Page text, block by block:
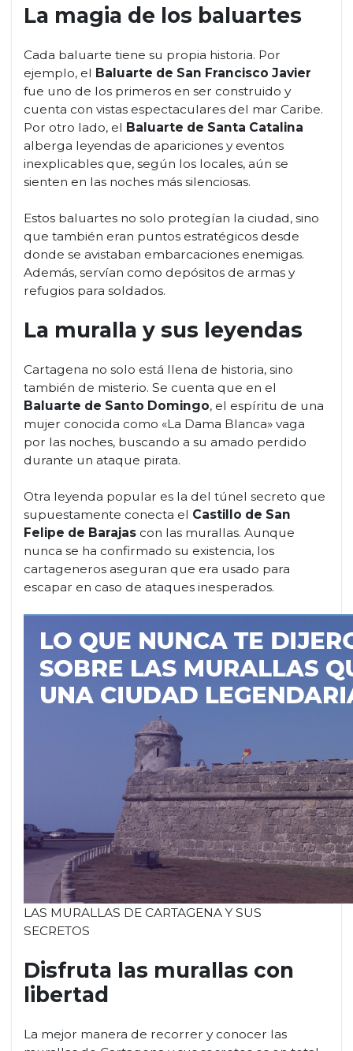
La magia de los baluartes
Cada baluarte tiene su propia historia. Por
ejemplo, el Baluarte de San Francisco Javier
fue uno de los primeros en ser construido y
cuenta con vistas espectaculares del mar Caribe.
Por otro lado, el Baluarte de Santa Catalina
alberga leyendas de apariciones y eventos
inexplicables que, según los locales, aún se
sienten en las noches más silenciosas.
Estos baluartes no solo protegían la ciudad, sino
que también eran puntos estratégicos desde
donde se avistaban embarcaciones enemigas.
Además, servían como depósitos de armas y
refugios para soldados.
La muralla y sus leyendas
Cartagena no solo está llena de historia, sino
también de misterio. Se cuenta que en el
Baluarte de Santo Domingo, el espíritu de una
mujer conocida como «La Dama Blanca» vaga
por las noches, buscando a su amado perdido
durante un ataque pirata.
Otra leyenda popular es la del túnel secreto que
supuestamente conecta el Castillo de San
Felipe de Barajas con las murallas. Aunque
nunca se ha confirmado su existencia, los
cartageneros aseguran que era usado para
escapar en caso de ataques inesperados.
LAS MURALLAS DE CARTAGENA Y SUS
SECRETOS
Disfruta las murallas con
libertad
La mejor manera de recorrer y conocer las